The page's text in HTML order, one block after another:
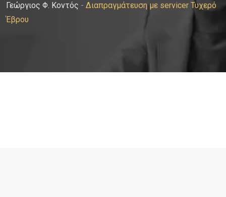
Γεώργιος Φ. Κοντός - Διαπραγμάτευση με servicer Τυχερό
Έβρου